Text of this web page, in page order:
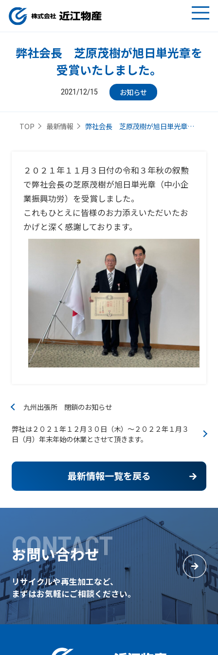
弊社会長 芝原茂樹が旭日単光章を
受賞いたしました。
2021/12/15 お知らせ
TOP 最新情報 弊社会長 芝原茂樹が旭日単光章…
２０２１年１１月３日付の令和３年秋の叙勲
で弊社会長の芝原茂樹が旭日単光章（中小企
業振興功労）を受賞しました。
これもひとえに皆様のお力添えいただいたお
かげと深く感謝しております。
九州出張所 閉鎖のお知らせ
弊社は２０２１年１２月３０日（木）～２０２２年１月３
日（月）年末年始の休業とさせて頂きます。
最新情報一覧を戻る
CONTACT
お問い合わせ
リサイクルや再生加工など、
まずはお気軽にご相談ください。